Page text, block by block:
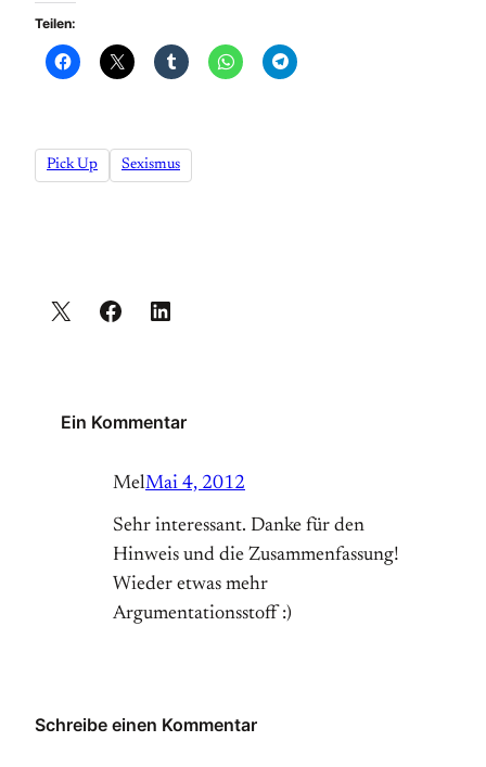
Teilen:
Pick Up Sexismus
Ein Kommentar
MelMai 4, 2012
Sehr interessant. Danke für den
Hinweis und die Zusammenfassung!
Wieder etwas mehr
Argumentationsstoff :)
Schreibe einen Kommentar